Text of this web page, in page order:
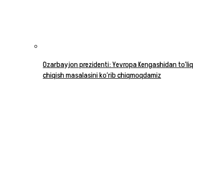
Ozarbayjon prezidenti: Yevropa Kengashidan to‘liq
chiqish masalasini ko‘rib chiqmoqdamiz